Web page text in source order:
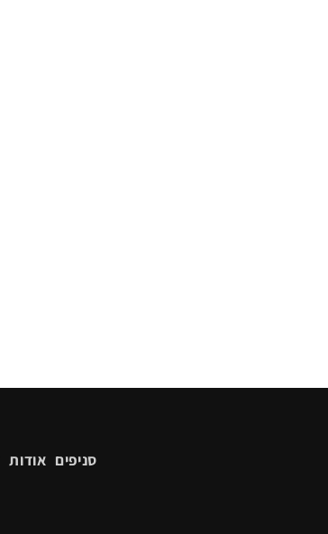
סניפים אודות